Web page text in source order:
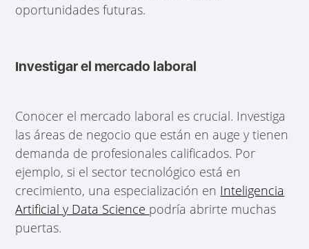
oportunidades futuras.
Investigar el mercado laboral
Conocer el mercado laboral es crucial. Investiga
las áreas de negocio que están en auge y tienen
demanda de profesionales calificados. Por
ejemplo, si el sector tecnológico está en
crecimiento, una especialización en Inteligencia
Artificial y Data Science podría abrirte muchas
puertas.